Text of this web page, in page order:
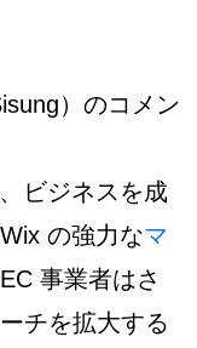
）のコメン
ビジネスを成
の強力なマ
事業者はさ
チを拡大する